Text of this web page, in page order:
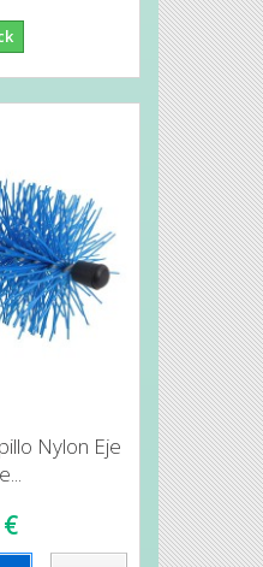
Nylon Eje